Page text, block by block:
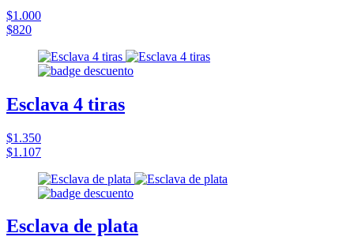
$1.000
$820
Esclava 4 tiras
$1.350
$1.107
Esclava de plata